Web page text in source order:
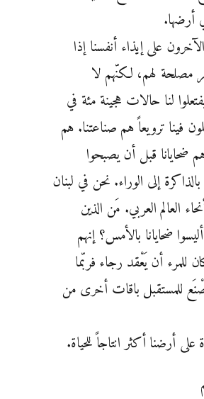
أرضها.
على إيذاء أنفسنا إذا
مصلحة لهم، لكنّهم لا
لنا حالات هجينة مئة في
فينا ترويعاً هم صناعتنا. هم
هم ضحايانا قبل أن يصبحوا
إلى الوراء. نحن في لبنان
العالم العربي. مَن الذين
ضحايانا بالأمس؟ إنهم
للمرء أن يَعْقد رجاء فربّما
للمستقبل باقات أخرى من
أرضنا أكثر انتاجاً للحياة.